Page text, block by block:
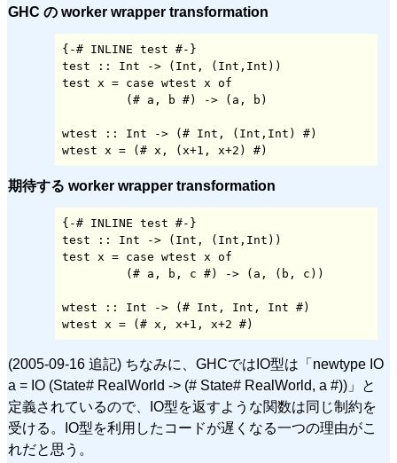
GHC の worker wrapper transformation
{-# INLINE test #-}
test :: Int -> (Int, (Int,Int))
test x = case wtest x of
wtest :: Int -> (# Int, (Int,Int) #)
期待する worker wrapper transformation
{-# INLINE test #-}
test :: Int -> (Int, (Int,Int))
test x = case wtest x of
wtest :: Int -> (# Int, Int, Int #)
(2005-09-16 追記) ちなみに、GHCではIO型は「newtype IO
a = IO (State# RealWorld -> (# State# RealWorld, a #))」と
定義されているので、IO型を返すような関数は同じ制約を
受ける。IO型を利用したコードが遅くなる一つの理由がこ
れだと思う。